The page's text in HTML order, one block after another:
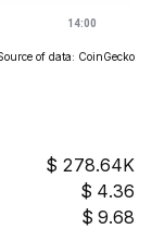
of data: CoinGecko
278.64K
4.36
9.68